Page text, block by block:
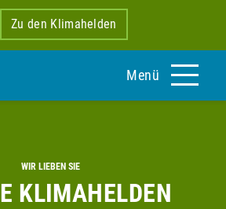
Zu den Klimahelden
Menü
WIR LIEBEN SIE
KLIMAHELDEN